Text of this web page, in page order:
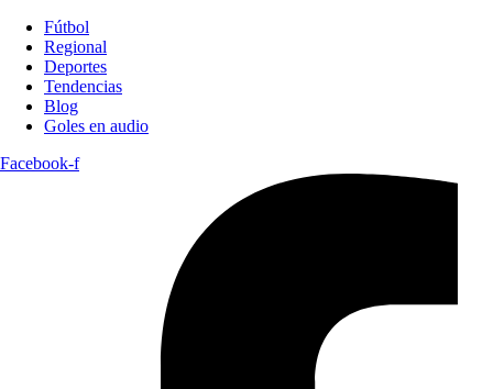
Fútbol
Regional
Deportes
Tendencias
Blog
Goles en audio
Facebook-f